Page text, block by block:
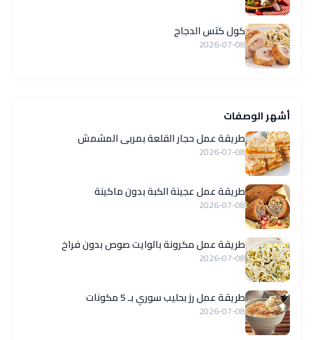
كول كتس الدجاج
2026-07-08
أشهر الوصفات
طريقة عمل حجار القلعة بمربى المشمش
2026-07-08
طريقة عمل عجينة الكبة بدون ماكينة
2026-07-08
طريقة عمل مكرونة بالوايت صوص بدون فراخ
2026-07-08
طريقة عمل رز بحليب سوري بـ 5 مكونات
2026-07-08